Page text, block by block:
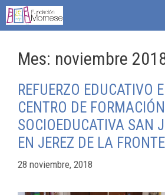
Mes: noviembre
REFUERZO EDUCATIVO
CENTRO DE
SOCIOEDUCATIVA SAN
EN JEREZ DE LA
28 noviembre, 2018